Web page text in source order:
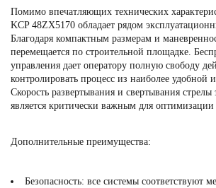
Помимо впечатляющих технических
KCP 48ZX5170 обладает рядом
Благодаря компактным размерам и
перемещается по строительной площадке.
управления дает оператору полную свободу
контролировать процесс из наиболее удобной
Скорость развертывания и свертывания
является критически важным для оптимизации
Дополнительные преимущества:
Безопасность: все системы соответствуют